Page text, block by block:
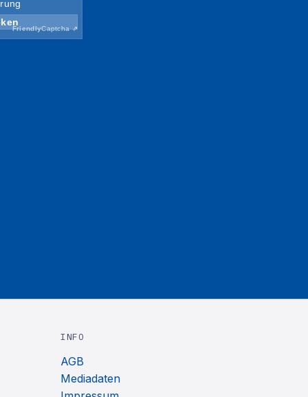
INFO
AGB
Mediadaten